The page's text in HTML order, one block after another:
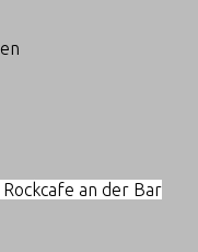
U
R
an der Bar